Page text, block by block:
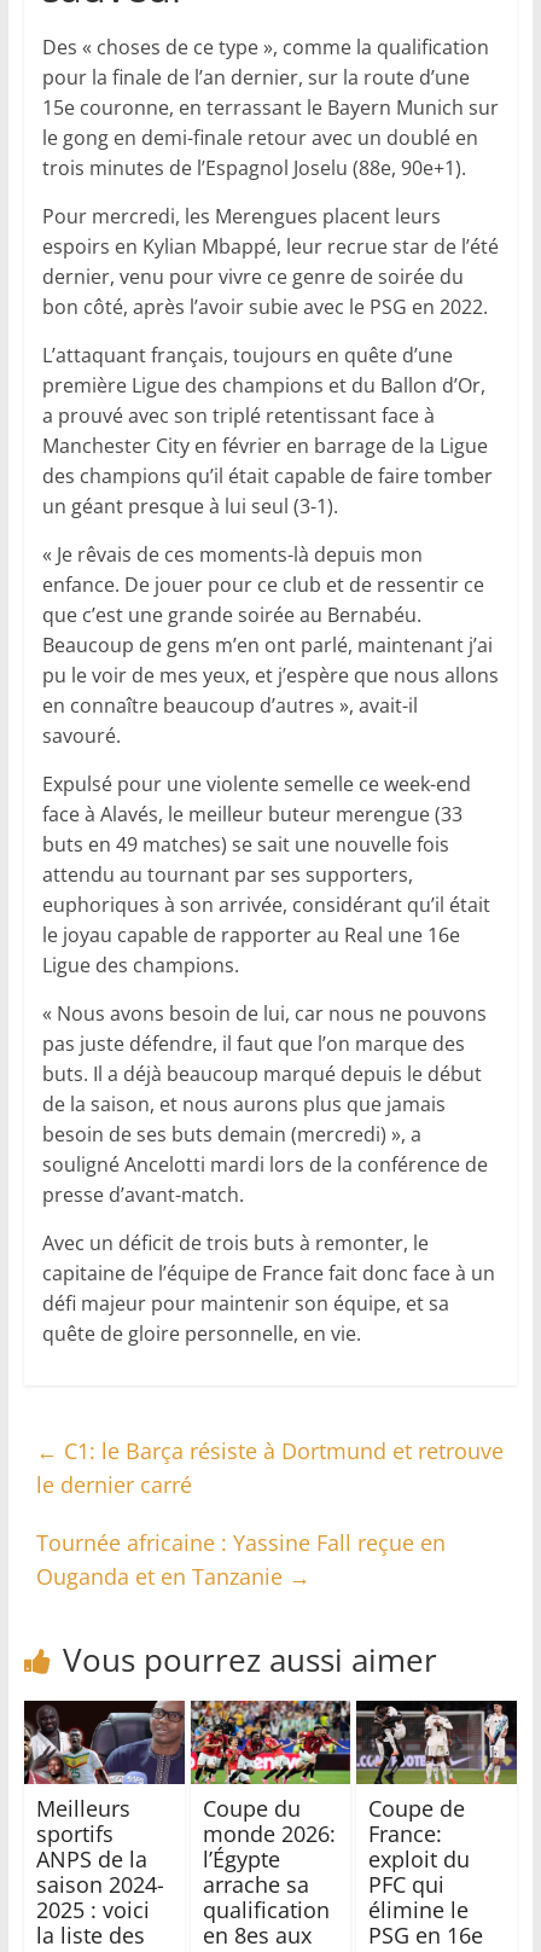
Des « choses de ce type », comme la qualification
pour la finale de l’an dernier, sur la route d’une
15e couronne, en terrassant le Bayern Munich sur
le gong en demi-finale retour avec un doublé en
trois minutes de l’Espagnol Joselu (88e, 90e+1).
Pour mercredi, les Merengues placent leurs
espoirs en Kylian Mbappé, leur recrue star de l’été
dernier, venu pour vivre ce genre de soirée du
bon côté, après l’avoir subie avec le PSG en 2022.
L’attaquant français, toujours en quête d’une
première Ligue des champions et du Ballon d’Or,
a prouvé avec son triplé retentissant face à
Manchester City en février en barrage de la Ligue
des champions qu’il était capable de faire tomber
un géant presque à lui seul (3-1).
« Je rêvais de ces moments-là depuis mon
enfance. De jouer pour ce club et de ressentir ce
que c’est une grande soirée au Bernabéu.
Beaucoup de gens m’en ont parlé, maintenant j’ai
pu le voir de mes yeux, et j’espère que nous allons
en connaître beaucoup d’autres », avait-il
savouré.
Expulsé pour une violente semelle ce week-end
face à Alavés, le meilleur buteur merengue (33
buts en 49 matches) se sait une nouvelle fois
attendu au tournant par ses supporters,
euphoriques à son arrivée, considérant qu’il était
le joyau capable de rapporter au Real une 16e
Ligue des champions.
« Nous avons besoin de lui, car nous ne pouvons
pas juste défendre, il faut que l’on marque des
buts. Il a déjà beaucoup marqué depuis le début
de la saison, et nous aurons plus que jamais
besoin de ses buts demain (mercredi) », a
souligné Ancelotti mardi lors de la conférence de
presse d’avant-match.
Avec un déficit de trois buts à remonter, le
capitaine de l’équipe de France fait donc face à un
défi majeur pour maintenir son équipe, et sa
quête de gloire personnelle, en vie.
← C1: le Barça résiste à Dortmund et retrouve
le dernier carré
Tournée africaine : Yassine Fall reçue en
Ouganda et en Tanzanie →
Vous pourrez aussi aimer
Meilleurs
sportifs
ANPS de la
saison 2024-
2025 : voici
la liste des
Coupe du
monde 2026:
l’Égypte
arrache sa
qualification
en 8es aux
Coupe de
France:
exploit du
PFC qui
élimine le
PSG en 16e